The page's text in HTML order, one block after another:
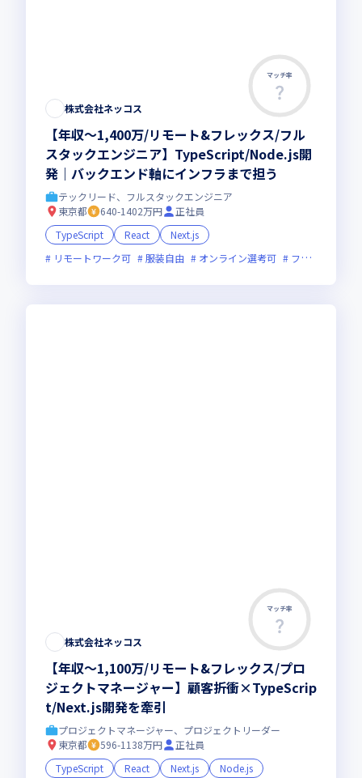
マッチ率
株式会社ネッコス
【年収〜1,400万/リモート&フレックス/フル
スタックエンジニア】TypeScript/Node.js開
発｜バックエンド軸にインフラまで担う
テックリード、フルスタックエンジニア
東京都
640-1402万円
正社員
TypeScript
React
Next.js
リモートワーク可
服装自由 オンライン選考可 フレックス制度あり
マッチ率
株式会社ネッコス
【年収〜1,100万/リモート&フレックス/プロ
ジェクトマネージャー】顧客折衝×TypeScrip
t/Next.js開発を牽引
プロジェクトマネージャー、プロジェクトリーダー
東京都
596-1138万円
正社員
TypeScript
React Next.js
Node.js